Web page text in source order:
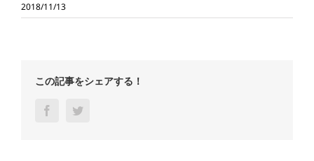
2018/11/13
この記事をシェアする！
Facebook